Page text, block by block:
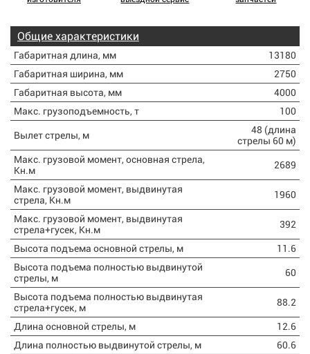
Общие характеристики
Габаритная длина, мм
13180
Габаритная ширина, мм
2750
Габаритная высота, мм
4000
Макс. грузоподъемность, т
100
Вылет стрелы, м
48 (длина
стрелы 60 м)
Макс. грузовой момент, основная стрела,
Кн.м
2689
Макс. грузовой момент, выдвинутая
стрела, Кн.м
1960
Макс. грузовой момент, выдвинутая
стрела+гусек, Кн.м
392
Высота подъема основной стрелы, м
11.6
Высота подъема полностью выдвинутой
стрелы, м
60
Высота подъема полностью выдвинутая
стрела+гусек, м
88.2
Длина основной стрелы, м
12.6
Длина полностью выдвинутой стрелы, м
60.6